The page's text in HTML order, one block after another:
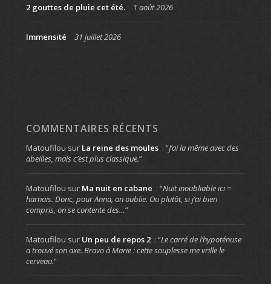
2 gouttes de pluie cet été. 1 août 2026
Immensité 31 juillet 2026
COMMENTAIRES RÉCENTS
Matoufilou sur La reine des moules : “J’ai la même avec des
abeilles, mais c’est plus classique.”
Matoufilou sur Ma nuit en cabane : “Nuit inoubliable ici =
harnais. Donc, pour Anna, on oublie. Ou plutôt, si j’ai bien
compris, on se contente des…”
Matoufilou sur Un peu de repos 2 : “Le carré de l’hypoténuse
a trouvé son axe. Bravo à Marie : cette souplesse me vrille le
cerveau.”